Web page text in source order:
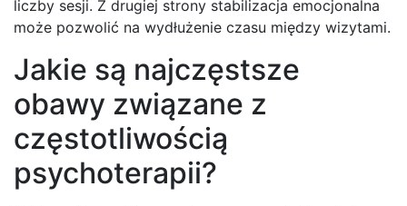
liczby sesji. Z drugiej strony stabilizacja emocjonalna
może pozwolić na wydłużenie czasu między wizytami.
Jakie są najczęstsze
obawy związane z
częstotliwością
psychoterapii?